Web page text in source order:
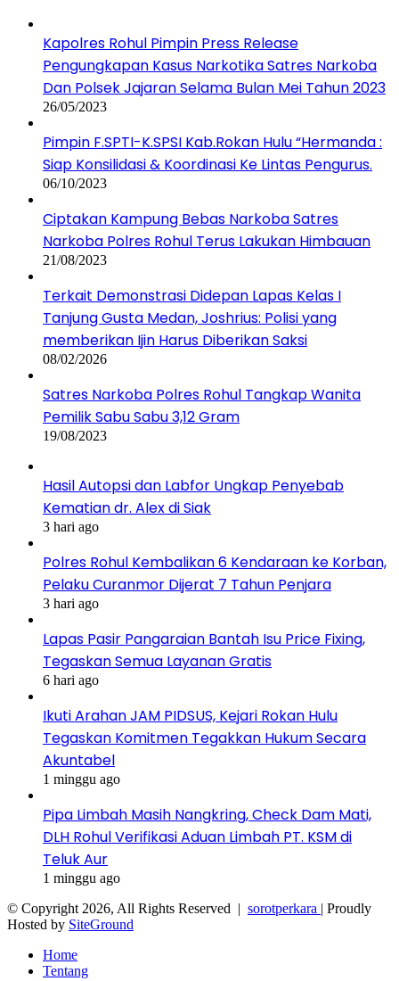
Kapolres Rohul Pimpin Press Release
Pengungkapan Kasus Narkotika Satres Narkoba
Dan Polsek Jajaran Selama Bulan Mei Tahun 2023
26/05/2023
Pimpin F.SPTI-K.SPSI Kab.Rokan Hulu “Hermanda :
Siap Konsilidasi & Koordinasi Ke Lintas Pengurus.
06/10/2023
Ciptakan Kampung Bebas Narkoba Satres
Narkoba Polres Rohul Terus Lakukan Himbauan
21/08/2023
Terkait Demonstrasi Didepan Lapas Kelas I
Tanjung Gusta Medan, Joshrius: Polisi yang
memberikan Ijin Harus Diberikan Saksi
08/02/2026
Satres Narkoba Polres Rohul Tangkap Wanita
Pemilik Sabu Sabu 3,12 Gram
19/08/2023
Hasil Autopsi dan Labfor Ungkap Penyebab
Kematian dr. Alex di Siak
3 hari ago
Polres Rohul Kembalikan 6 Kendaraan ke Korban,
Pelaku Curanmor Dijerat 7 Tahun Penjara
3 hari ago
Lapas Pasir Pangaraian Bantah Isu Price Fixing,
Tegaskan Semua Layanan Gratis
6 hari ago
Ikuti Arahan JAM PIDSUS, Kejari Rokan Hulu
Tegaskan Komitmen Tegakkan Hukum Secara
Akuntabel
1 minggu ago
Pipa Limbah Masih Nangkring, Check Dam Mati,
DLH Rohul Verifikasi Aduan Limbah PT. KSM di
Teluk Aur
1 minggu ago
© Copyright 2026, All Rights Reserved | sorotperkara | Proudly
Hosted by SiteGround
Home
Tentang